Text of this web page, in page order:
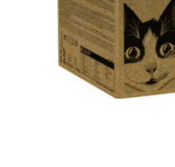
Concept for Life pro
Feringa pro kočky —